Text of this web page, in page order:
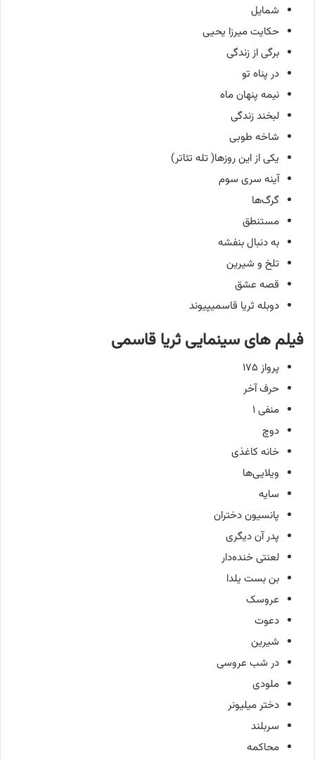
شمایل
حکایت میرزا یحیی
برگی از زندگی
در پناه تو
نیمه پنهان ماه
لبخند زندگی
شاخه طوبی
یکی از این روزها( تله تئاتر)
آینه سری سوم
گرگ‌ها
مستنطق
به دنبال بنفشه
تلخ و شیرین
قصه عشق
دوبله ثریا قاسمیپیوند
فیلم‌ های سینمایی ثریا قاسمی
پرواز ۱۷۵
حرف آخر
منفی ۱
دوچ
خانه کاغذی
ویلایی‌ها
سایه
پانسیون دختران
پدر آن دیگری
لعنتی خنده‌دار
بن بست یلدا
عروسک
دعوت
شیرین
در شب عروسی
ملودی
دختر میلیونر
سربلند
محاکمه